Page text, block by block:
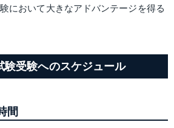
において大きなアドバンテージを得る
験受験へのスケジュール
間